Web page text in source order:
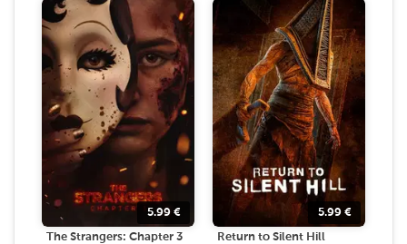
5.99 €
The Strangers: Chapter 3
5.99 €
Return to Silent Hill